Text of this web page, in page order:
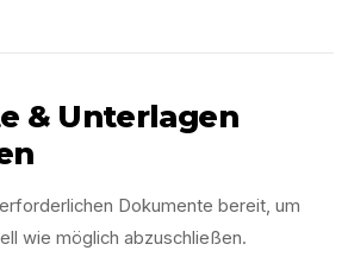
& Unterlagen
Dokumente bereit, um
wie möglich abzuschließen.